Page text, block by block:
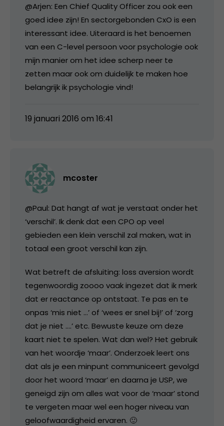
@Arjen: Een Chief Quality Officer zou ook een
goed idee zijn! En sectorgebonden CxO is een
interessant idee. Uiteraard is het benoemen
van een C-level persoon voor psychologie ook
mijn manier om het idee scherp neer te
zetten maar ook om duidelijk te maken hoe
belangrijk ik psychologie vind!
19 januari 2016 om 16:41
mcoster
@Paul: Dat hangt af wat je verstaat onder het
‘verschil’. Ik denk dat een CPO op veel
gebieden een klein verschil zal maken, wat in
totaal een groot verschil kan zijn.
Wat betreft de afsluiting: loss aversion wordt
tegenwoordig zoooo vaak ingezet dat ik merk
dat er reactance op ontstaat. Te pas en te
onpas ‘mis niet …’ of ‘wees er snel bij!’ of ‘zorg
dat je niet ….’ etc. Bewuste keuze om deze
kaart niet te spelen. Wat dan wel? Het gebruik
van het woordje ‘maar’. Onderzoek leert ons
dat als je een minpunt communiceert gevolgd
door het woord ‘maar’ en daarna je USP, we
geneigd zijn om alles wat voor de ‘maar’ stond
te vergeten maar wel een hoger niveau van
geloofwaardigheid ervaren. 🙂